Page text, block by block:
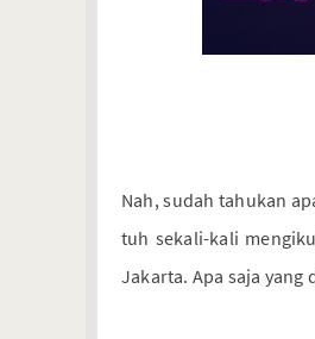
Nah, sudah tahukan
tuh sekali-kali
Jakarta. Apa saja yang